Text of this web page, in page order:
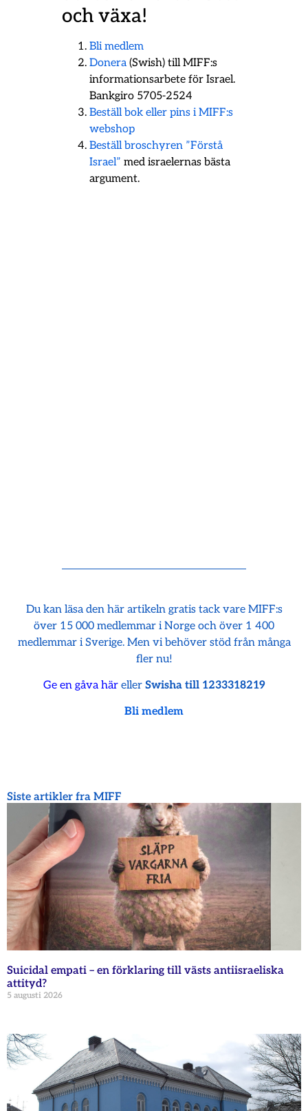
och växa!
Bli medlem
Donera(Swish) till MIFF:s
informationsarbete för Israel.
Bankgiro 5705-2524
Beställ bok eller pins i MIFF:s
webshop
Beställ broschyren ”Förstå
Israel” med israelernas bästa
argument.
Du kan läsa den här artikeln gratis tack vare MIFF:s
över 15 000 medlemmar i Norge och över 1 400
medlemmar i Sverige. Men vi behöver stöd från många
fler nu!
Ge en gåva häreller Swisha till 1233318219
Bli medlem
Siste artikler fra MIFF
Suicidal empati – en förklaring till västs antiisraeliska
attityd?
5 augusti 2026